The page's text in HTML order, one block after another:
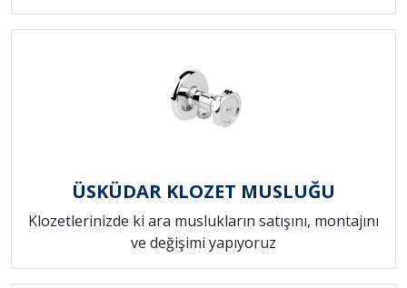
ÜSKÜDAR KLOZET MUSLUĞU
Klozetlerinizde ki ara muslukların satışını, montajını
ve değişimi yapıyoruz